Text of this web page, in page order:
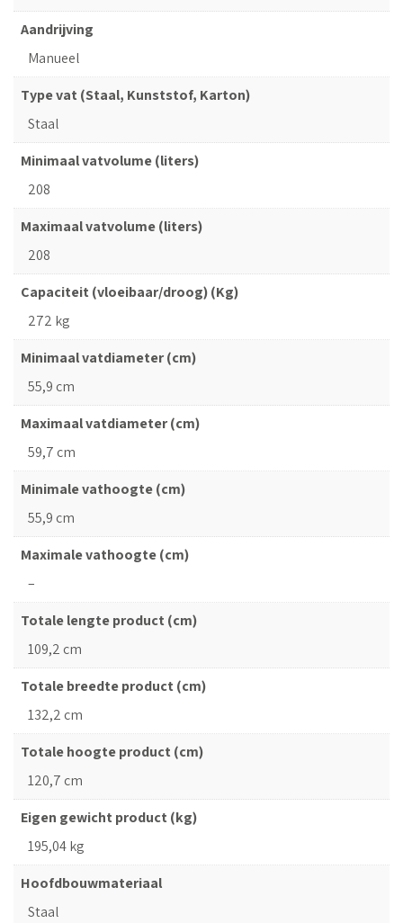
Aandrijving
Manueel
Type vat (Staal, Kunststof, Karton)
Staal
Minimaal vatvolume (liters)
208
Maximaal vatvolume (liters)
208
Capaciteit (vloeibaar/droog) (Kg)
272 kg
Minimaal vatdiameter (cm)
55,9 cm
Maximaal vatdiameter (cm)
59,7 cm
Minimale vathoogte (cm)
55,9 cm
Maximale vathoogte (cm)
–
Totale lengte product (cm)
109,2 cm
Totale breedte product (cm)
132,2 cm
Totale hoogte product (cm)
120,7 cm
Eigen gewicht product (kg)
195,04 kg
Hoofdbouwmateriaal
Staal